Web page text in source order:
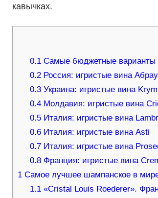
кавычках.
0.1 Самые бюджетные варианты
0.2 Россия: игристые вина
0.3 Украина: игристые вина Krym
0.4 Молдавия: игристые вина
0.5 Италия: игристые вина
0.6 Италия: игристые вина Asti
0.7 Италия: игристые вина
0.8 Франция: игристые вина
1Самое лучшее шампанское в
1.1 «Cristal Louis Roederer».